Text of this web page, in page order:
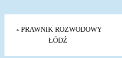
Nawigacja
wpisu
PRAWNIK ROZWODOWY
ŁÓDŹ